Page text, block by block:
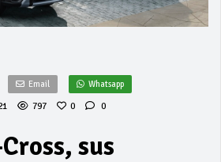
Email Whatsapp
797 0 0
sus